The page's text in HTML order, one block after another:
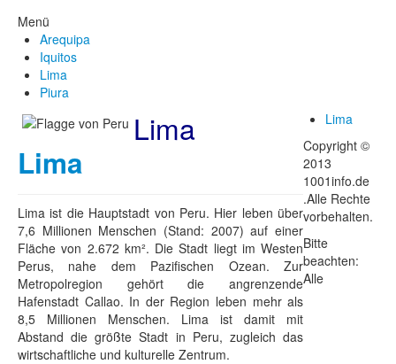
Menü
Arequipa
Iquitos
Lima
Piura
Lima
Lima
Lima ist die Hauptstadt von Peru. Hier leben über
7,6 Millionen Menschen (Stand: 2007) auf einer
Fläche von 2.672 km². Die Stadt liegt im Westen
Perus, nahe dem Pazifischen Ozean. Zur
Metropolregion gehört die angrenzende
Hafenstadt Callao. In der Region leben mehr als
8,5 Millionen Menschen. Lima ist damit mit
Abstand die größte Stadt in Peru, zugleich das
wirtschaftliche und kulturelle Zentrum.
Lima
Copyright ©
2013
1001info.de
.Alle Rechte
vorbehalten.
Bitte
beachten:
Alle